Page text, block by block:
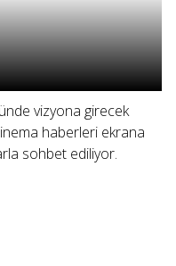
vizyona girecek
haberleri ekrana
sohbet ediliyor.